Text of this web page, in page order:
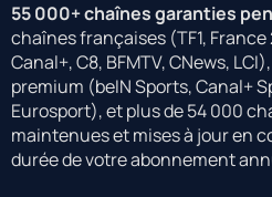
55 000+ chaînes garanties
chaînes françaises (TF1, France
Canal+, C8, BFMTV, CNews,
premium (beIN Sports, Canal+
Eurosport), et plus de 54 000
maintenues et mises à jour en
durée de votre abonnement